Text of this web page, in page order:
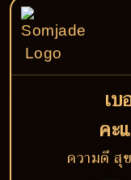
เ
คะ
ความดี สุ